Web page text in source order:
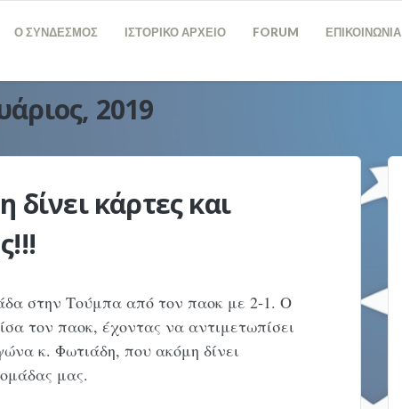
Ο ΣΥΝΔΕΣΜΟΣ ΙΣΤΟΡΙΚΟ ΑΡΧΕΙΟ FORUM ΕΠΙΚΟΙΝΩΝΙΑ
2019
κάρτες και
στην Τούμπα από τον παοκ με 2-1. Ο
τον παοκ, έχοντας να αντιμετωπίσει
κ. Φωτιάδη, που ακόμη δίνει
μας.